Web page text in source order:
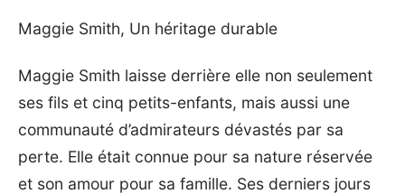
Maggie Smith, Un héritage durable
Maggie Smith laisse derrière elle non seulement
ses fils et cinq petits-enfants, mais aussi une
communauté d’admirateurs dévastés par sa
perte. Elle était connue pour sa nature réservée
et son amour pour sa famille. Ses derniers jours